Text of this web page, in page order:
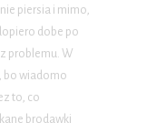
piersia i mimo,
dobe po
problemu. W
bo wiadomo
to, co
brodawki